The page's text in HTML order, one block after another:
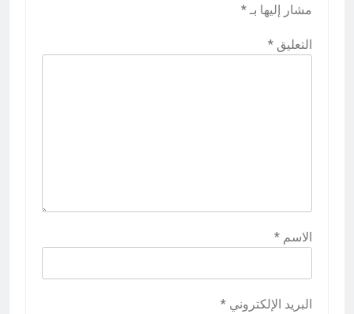
مشار إليها بـ *
التعليق *
الاسم *
البريد الإلكتروني *